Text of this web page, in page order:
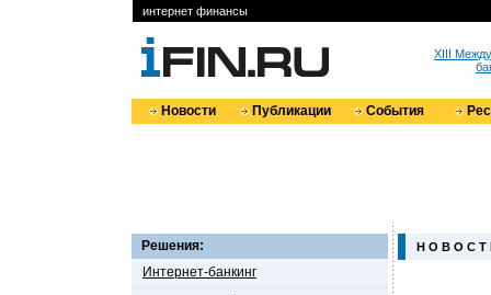
интернет финансы
XIII
Новости Публикации События
Решения:
Интернет-банкинг
Н О В О С Т